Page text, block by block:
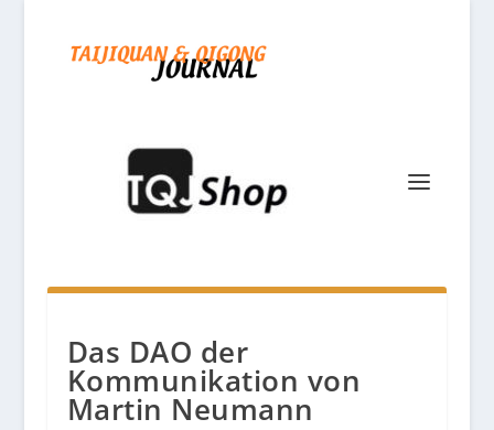
Das DAO der
Kommunikation von
Martin Neumann